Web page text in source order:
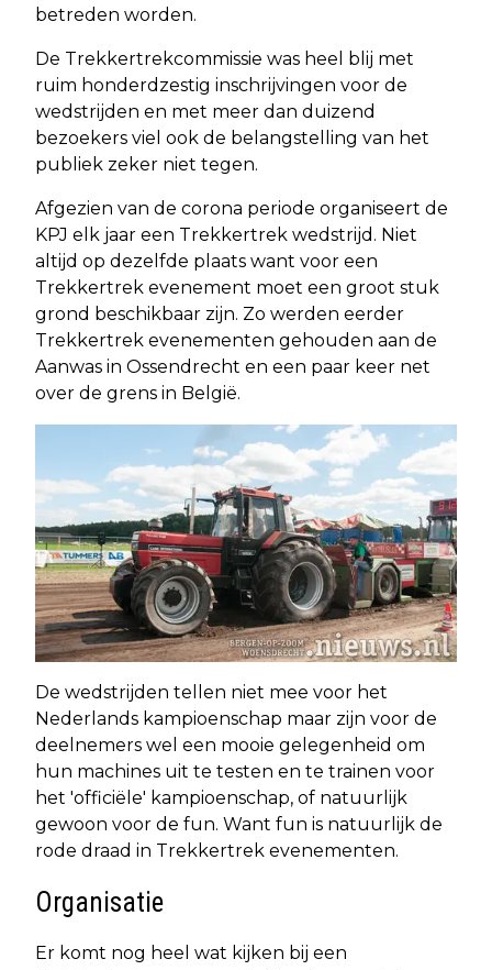
betreden worden.
De Trekkertrekcommissie was heel blij met
ruim honderdzestig inschrijvingen voor de
wedstrijden en met meer dan duizend
bezoekers viel ook de belangstelling van het
publiek zeker niet tegen.
Afgezien van de corona periode organiseert de
KPJ elk jaar een Trekkertrek wedstrijd. Niet
altijd op dezelfde plaats want voor een
Trekkertrek evenement moet een groot stuk
grond beschikbaar zijn. Zo werden eerder
Trekkertrek evenementen gehouden aan de
Aanwas in Ossendrecht en een paar keer net
over de grens in België.
De wedstrijden tellen niet mee voor het
Nederlands kampioenschap maar zijn voor de
deelnemers wel een mooie gelegenheid om
hun machines uit te testen en te trainen voor
het 'officiële' kampioenschap, of natuurlijk
gewoon voor de fun. Want fun is natuurlijk de
rode draad in Trekkertrek evenementen.
Organisatie
Er komt nog heel wat kijken bij een